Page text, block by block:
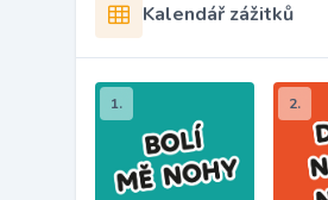
Kalendář zážitků
1. 2.